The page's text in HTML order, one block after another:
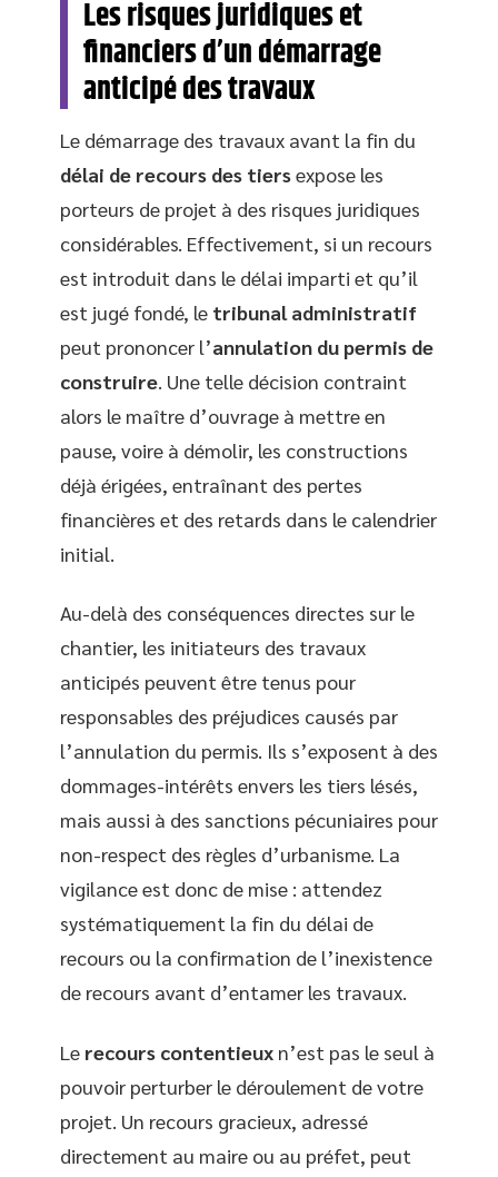
Les risques juridiques et
financiers d’un démarrage
anticipé des travaux
Le démarrage des travaux avant la fin du
délai de recours des tiersexpose les
porteurs de projet à des risques juridiques
considérables. Effectivement, si un recours
est introduit dans le délai imparti et qu’il
est jugé fondé, le tribunal administratif
peut prononcer l’annulation du permis de
construire . Une telle décision contraint
alors le maître d’ouvrage à mettre en
pause, voire à démolir, les constructions
déjà érigées, entraînant des pertes
financières et des retards dans le calendrier
initial.
Au-delà des conséquences directes sur le
chantier, les initiateurs des travaux
anticipés peuvent être tenus pour
responsables des préjudices causés par
l’annulation du permis. Ils s’exposent à des
dommages-intérêts envers les tiers lésés,
mais aussi à des sanctions pécuniaires pour
non-respect des règles d’urbanisme. La
vigilance est donc de mise : attendez
systématiquement la fin du délai de
recours ou la confirmation de l’inexistence
de recours avant d’entamer les travaux.
Le recours contentieux n’est pas le seul à
pouvoir perturber le déroulement de votre
projet. Un recours gracieux, adressé
directement au maire ou au préfet, peut